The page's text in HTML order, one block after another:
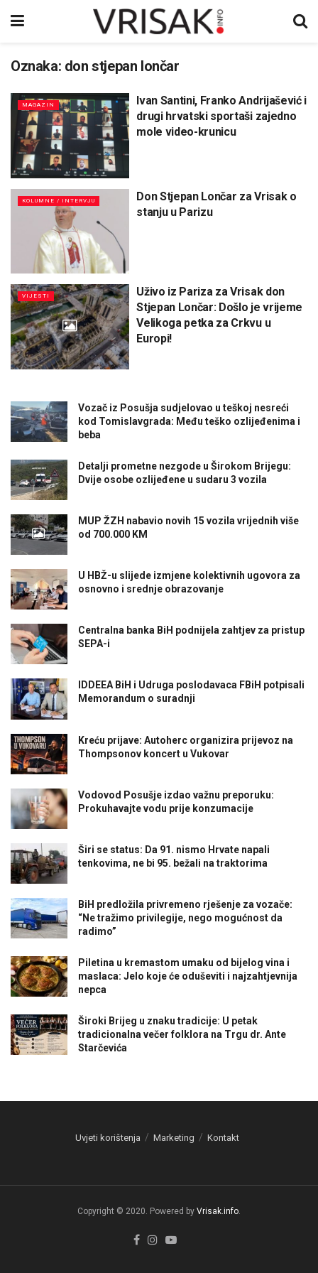
Oznaka: don stjepan lončar
MAGAZIN
Ivan Santini, Franko Andrijašević i
drugi hrvatski sportaši zajedno
mole video-krunicu
KOLUMNE / INTERVJU
Don Stjepan Lončar za Vrisak o
stanju u Parizu
VIJESTI
Uživo iz Pariza za Vrisak don
Stjepan Lončar: Došlo je vrijeme
Velikoga petka za Crkvu u
Europi!
Vozač iz Posušja sudjelovao u teškoj nesreći
kod Tomislavgrada: Među teško ozlijeđenima i
beba
Detalji prometne nezgode u Širokom Brijegu:
Dvije osobe ozlijeđene u sudaru 3 vozila
MUP ŽZH nabavio novih 15 vozila vrijednih više
od 700.000 KM
U HBŽ-u slijede izmjene kolektivnih ugovora za
osnovno i srednje obrazovanje
Centralna banka BiH podnijela zahtjev za pristup
SEPA-i
IDDEEA BiH i Udruga poslodavaca FBiH potpisali
Memorandum o suradnji
Kreću prijave: Autoherc organizira prijevoz na
Thompsonov koncert u Vukovar
Vodovod Posušje izdao važnu preporuku:
Prokuhavajte vodu prije konzumacije
Širi se status: Da 91. nismo Hrvate napali
tenkovima, ne bi 95. bežali na traktorima
BiH predložila privremeno rješenje za vozače:
“Ne tražimo privilegije, nego mogućnost da
radimo”
Piletina u kremastom umaku od bijelog vina i
maslaca: Jelo koje će oduševiti i najzahtjevnija
nepca
Široki Brijeg u znaku tradicije: U petak
tradicionalna večer folklora na Trgu dr. Ante
Starčevića
Uvjeti korištenja Marketing Kontakt
Copyright © 2020. Powered by Vrisak.info.